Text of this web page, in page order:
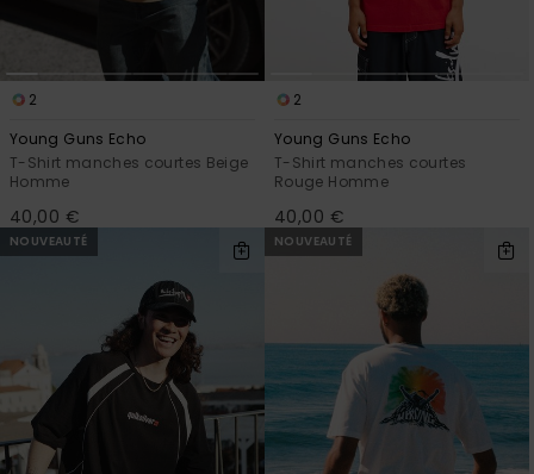
2
Young Guns Echo
T-Shirt manches courtes Beige
Homme
40,00 €
2
Young Guns Echo
T-Shirt manches courtes
Rouge Homme
40,00 €
NOUVEAUTÉ NOUVEAUTÉ